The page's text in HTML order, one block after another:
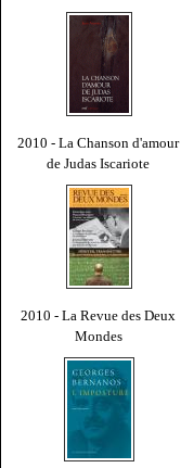
2010 - La Chanson d'amour
de Judas Iscariote
2010 - La Revue des Deux
Mondes